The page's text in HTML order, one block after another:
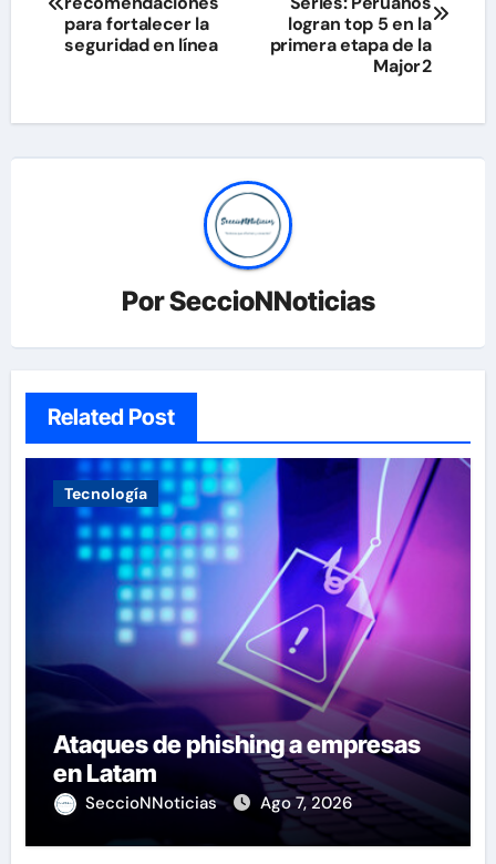
entradas
para fortalecer la
seguridad en línea
logran top 5 en la
primera etapa de la
Major2
PorSeccioNNoticias
Related Post
Tecnología
Ataques de phishing a empresas
en Latam
SeccioNNoticias Ago 7, 2026